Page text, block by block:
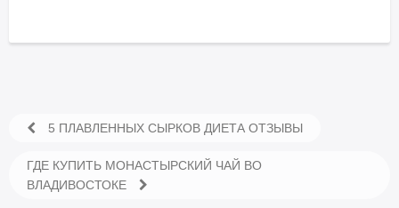
5 ПЛАВЛЕННЫХ СЫРКОВ ДИЕТА ОТЗЫВЫ
ГДЕ КУПИТЬ МОНАСТЫРСКИЙ ЧАЙ ВО
ВЛАДИВОСТОКЕ